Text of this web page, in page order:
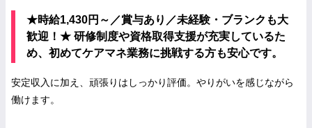
★時給1,430円～／賞与あり／未経験・ブランクも大
歓迎！★ 研修制度や資格取得支援が充実しているた
め、初めてケアマネ業務に挑戦する方も安心です。
安定収入に加え、頑張りはしっかり評価。やりがいを感じながら
働けます。